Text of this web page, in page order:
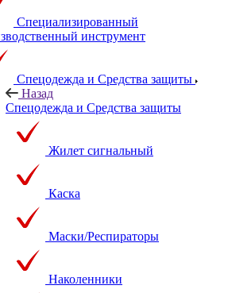
Специализированный
инструмент
Спецодежда и Средства защиты
Назад
Спецодежда и Средства защиты
Жилет сигнальный
Каска
Маски/Респираторы
Наколенники